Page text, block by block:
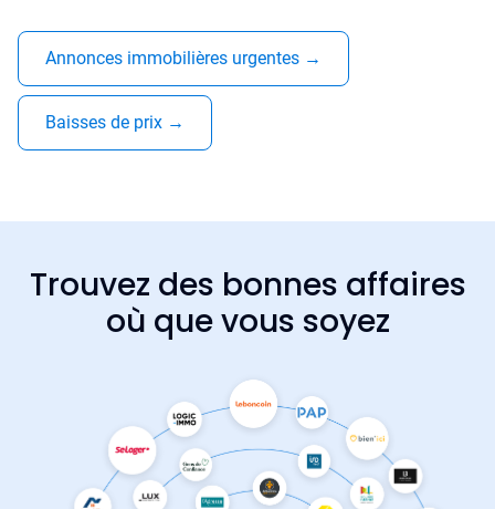
Annonces immobilières urgentes →
Baisses de prix →
Trouvez des bonnes affaires
où que vous soyez